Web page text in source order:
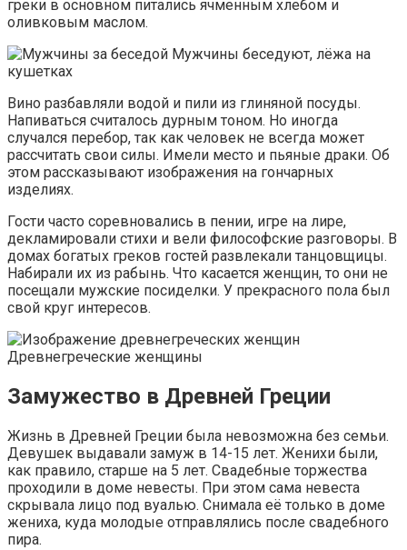
греки в основном питались ячменным хлебом и
оливковым маслом.
Мужчины беседуют, лёжа на
кушетках
Вино разбавляли водой и пили из глиняной посуды.
Напиваться считалось дурным тоном. Но иногда
случался перебор, так как человек не всегда может
рассчитать свои силы. Имели место и пьяные драки. Об
этом рассказывают изображения на гончарных
изделиях.
Гости часто соревновались в пении, игре на лире,
декламировали стихи и вели философские разговоры. В
домах богатых греков гостей развлекали танцовщицы.
Набирали их из рабынь. Что касается женщин, то они не
посещали мужские посиделки. У прекрасного пола был
свой круг интересов.
Древнегреческие женщины
Замужество в Древней Греции
Жизнь в Древней Греции была невозможна без семьи.
Девушек выдавали замуж в 14-15 лет. Женихи были,
как правило, старше на 5 лет. Свадебные торжества
проходили в доме невесты. При этом сама невеста
скрывала лицо под вуалью. Снимала её только в доме
жениха, куда молодые отправлялись после свадебного
пира.